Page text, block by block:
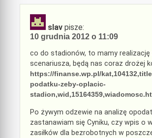
slav pisze:
10 grudnia 2012 o 11:09
co do stadionów, to mamy realizację
scenariusza, będą nas coraz drożej
https://finanse.wp.pl/
podatku-zeby-oplacic-
Po żywym odzewie na analizę
zastanawiam się Cyniku, czy wpis o
zasiłków dla bezrobotnych w